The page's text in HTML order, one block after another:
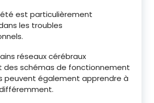
est particulièrement
les troubles
réseaux cérébraux
des schémas de fonctionnement
peuvent également apprendre à